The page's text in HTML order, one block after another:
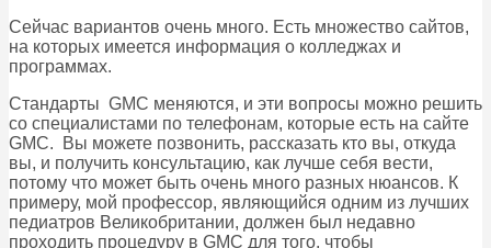
Сейчас вариантов очень много. Есть множество сайтов,
на которых имеется информация о колледжах и
программах.
Стандарты GMC меняются, и эти вопросы можно решить
со специалистами по телефонам, которые есть на сайте
GMC. Вы можете позвонить, рассказать кто вы, откуда
вы, и получить консультацию, как лучше себя вести,
потому что может быть очень много разных нюансов. К
примеру, мой профессор, являющийся одним из лучших
педиатров Великобритании, должен был недавно
проходить процедуру в GMC для того, чтобы